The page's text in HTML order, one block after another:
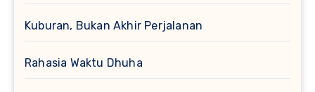
Kuburan, Bukan Akhir Perjalanan
Rahasia Waktu Dhuha